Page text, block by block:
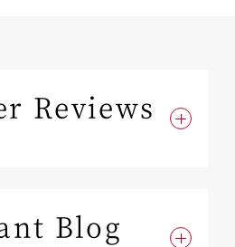
Reviews
Blog